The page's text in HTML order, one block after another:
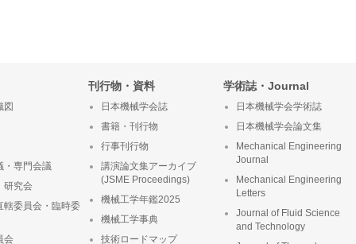
図
・専門会議
研究会
轄委員会・臨時委
会
刊行物・資料
日本機械学会誌
書籍・刊行物
行事刊行物
講演論文集アーカイブ
(JSME Proceedings)
機械工学年鑑2025
機械工学事典
技術ロードマップ
学術誌・Journal
日本機械学会学術誌
日本機械学会論文集
Mechanical Engineering
Journal
Mechanical Engineering
Letters
Journal of Fluid Science
and Technology